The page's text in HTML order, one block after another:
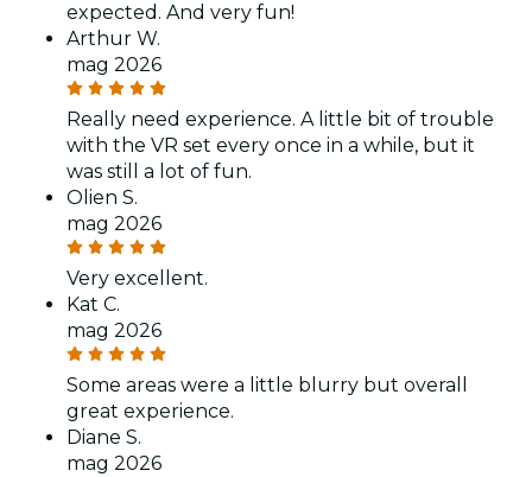
expected. And very fun!
Arthur W.
mag 2026
Really need experience. A little bit of trouble
with the VR set every once in a while, but it
was still a lot of fun.
Olien S.
mag 2026
Very excellent.
Kat C.
mag 2026
Some areas were a little blurry but overall
great experience.
Diane S.
mag 2026